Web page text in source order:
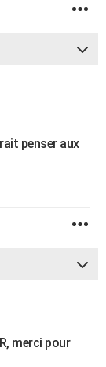
penser aux
merci pour